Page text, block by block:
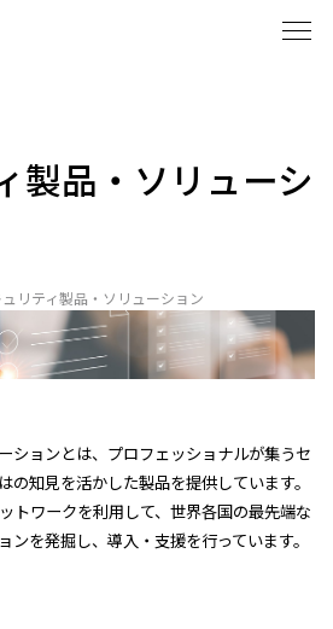
セキュリティナレッジ
企業情報
ニュース
採用
製品・ソリューシ
リティ製品・ソリューション
ションとは、プロフェッショナルが集うセ
の知見を活かした製品を提供しています。​
トワークを利用して、世界各国の最先端な
ンを発掘し、導入・支援を行っています。